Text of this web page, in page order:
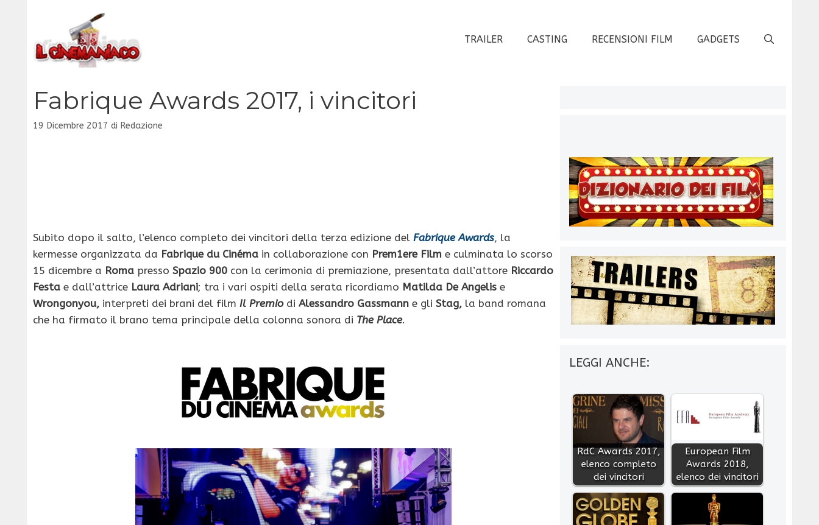
contenuto
TRAILER CASTING RECENSIONI FILM GADGETS
Fabrique Awards 2017, i vincitori
19 Dicembre 2017 di Redazione
Subito dopo il salto, l’elenco completo dei vincitori della terza edizione del Fabrique Awards, la
kermesse organizzata da Fabrique du Cinéma in collaborazione con Prem1ere Film e culminata lo scorso
15 dicembre a Roma presso Spazio 900 con la cerimonia di premiazione, presentata dall’attore Riccardo
Festa e dall’attrice Laura Adriani; tra i vari ospiti della serata ricordiamo Matilda De Angelis e
Wrongonyou, interpreti dei brani del film Il Premiodi Alessandro Gassmann e gli Stag, la band romana
che ha firmato il brano tema principale della colonna sonora di The Place.
LEGGI ANCHE:
RdC Awards 2017,
elenco completo
dei vincitori
European Film
Awards 2018,
elenco dei vincitori